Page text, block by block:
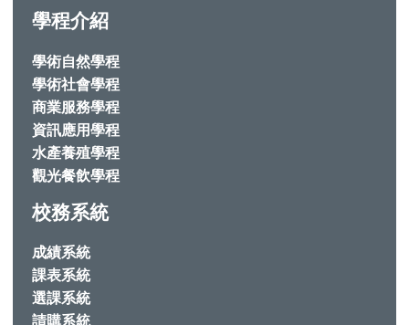
學程介紹
學術自然學程
學術社會學程
商業服務學程
資訊應用學程
水產養殖學程
觀光餐飲學程
校務系統
成績系統
課表系統
選課系統
請購系統